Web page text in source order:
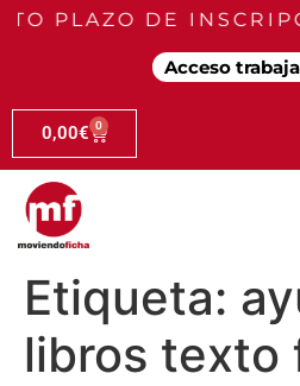
PLAZO DE
Acceso
0,00€ 0
Etiqueta:
libros texto